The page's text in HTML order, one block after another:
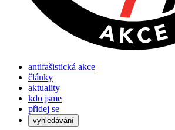
antifašistická akce
články
aktuality
kdo jsme
přidej se
vyhledávání